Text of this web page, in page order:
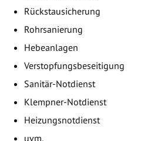
Rückstausicherung
Rohrsanierung
Hebeanlagen
Verstopfungsbeseitigung
Sanitär-Notdienst
Klempner-Notdienst
Heizungsnotdienst
uvm.